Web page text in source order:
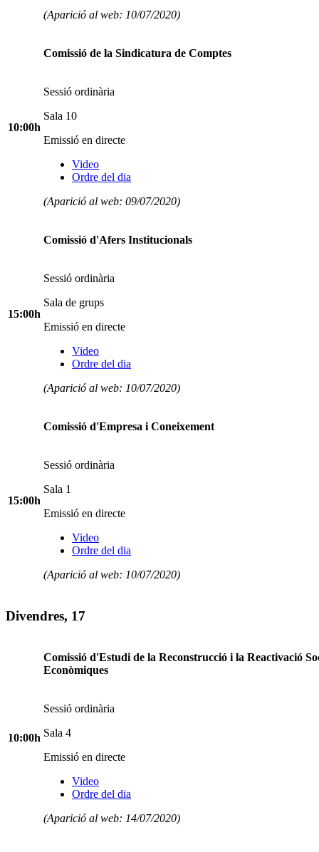
(Aparició al web: 10/07/2020)
10:00h
Comissió de la Sindicatura de Comptes
Sessió ordinària
Sala 10
Emissió en directe
Video
Ordre del dia
(Aparició al web: 09/07/2020)
15:00h
Comissió d'Afers Institucionals
Sessió ordinària
Sala de grups
Emissió en directe
Video
Ordre del dia
(Aparició al web: 10/07/2020)
15:00h
Comissió d'Empresa i Coneixement
Sessió ordinària
Sala 1
Emissió en directe
Video
Ordre del dia
(Aparició al web: 10/07/2020)
Divendres, 17
10:00h
Comissió d'Estudi de la Reconstrucció i la Reactivació
Econòmiques
Sessió ordinària
Sala 4
Emissió en directe
Video
Ordre del dia
(Aparició al web: 14/07/2020)